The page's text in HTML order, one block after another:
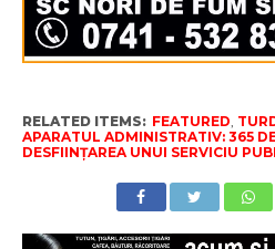
RELATED ITEMS: FEATURED
APARATUL ADMINISTRATIV: 365
DESFIINȚAREA UNUI SERVICIU